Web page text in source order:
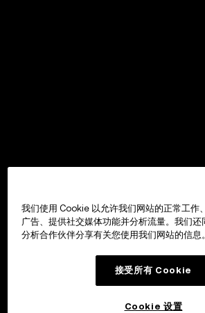
我们使用 Cookie 以允许我们网站的正常工作
广告、提供社交媒体功能并分析流量。我们还
分析合作伙伴分享有关您使用我们网站的信息。
接受所有 Cookie
Cookie 设置